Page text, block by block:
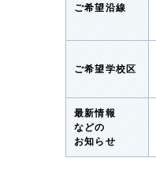
ご希望沿線
ご希望学校区
最新情報
などの
お知らせ